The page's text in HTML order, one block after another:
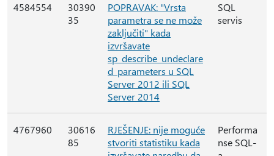
4584554
30390
35
POPRAVAK: "Vrsta
parametra se ne može
zaključiti" kada
izvršavate
sp_describe_undeclare
d_parameters u SQL
Server 2012 ili SQL
Server 2014
SQL
servis
4767960
30616
85
RJEŠENJE: nije moguće
stvoriti statistiku kada
Performa
nse SQL-